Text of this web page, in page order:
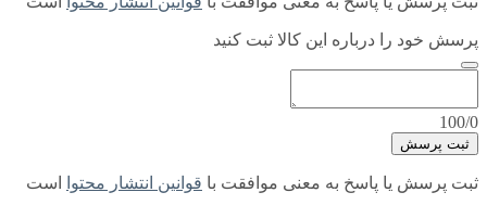
پرسش خود را درباره این کالا ثبت کنید
100/0
ثبت پرسش
ثبت پرسش یا پاسخ به معنی موافقت با قوانین انتشار محتوا است